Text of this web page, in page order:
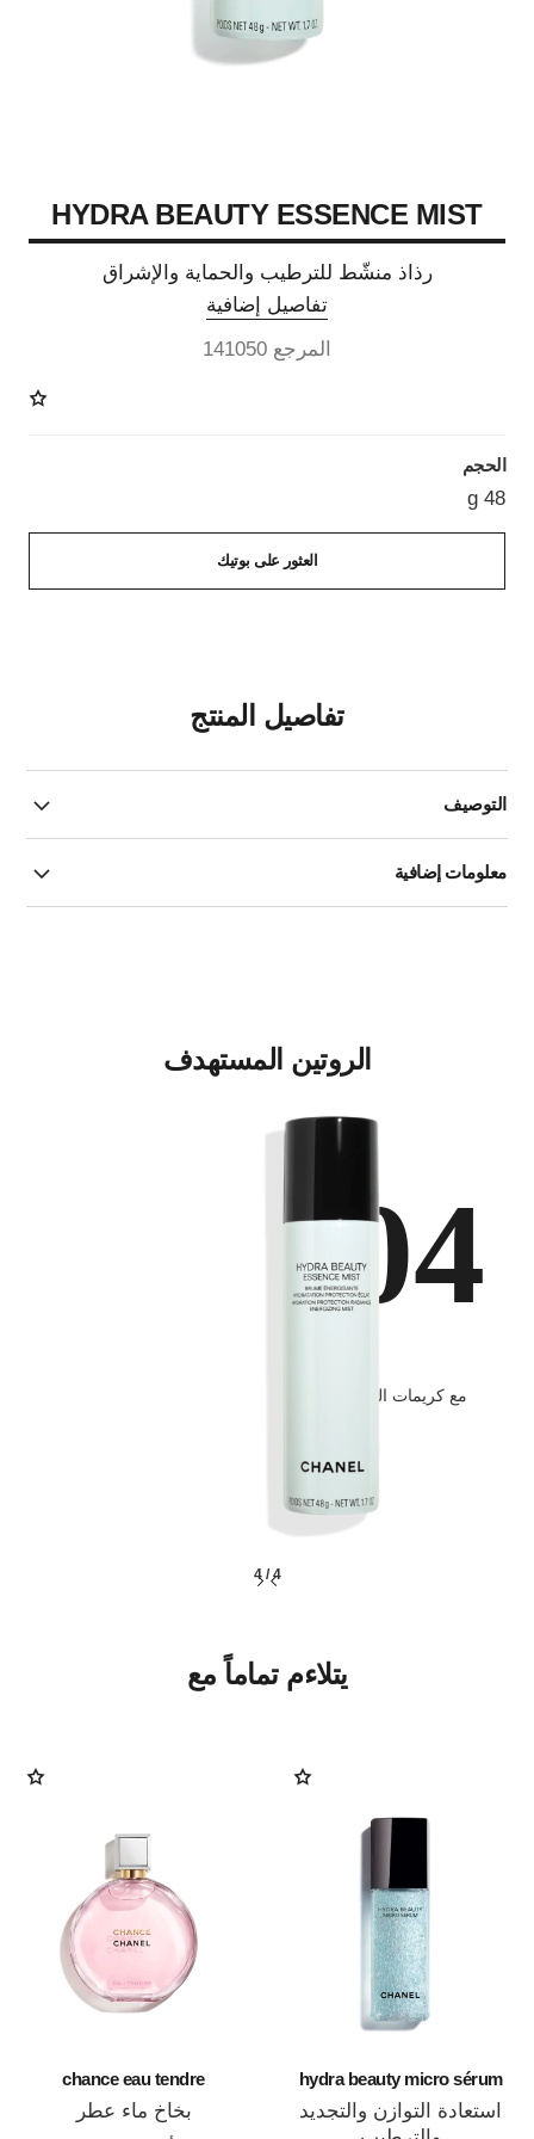
HYDRA BEAUTY ESSENCE MIST
رذاذ منشّط للترطيب والحماية والإشراق
تفاصيل إضافية
المرجع 141050
الحجم
48 g
العثور على بوتيك
تفاصيل المنتج
التوصيف
معلومات إضافية
الروتين المستهدف
04
مع كريمات النهار والليل
4
/
4
يتلاءم تماماً مع
hydra beauty micro sérum
استعادة التوازن والتجديد
chance eau tendre
بخاخ ماء عطر